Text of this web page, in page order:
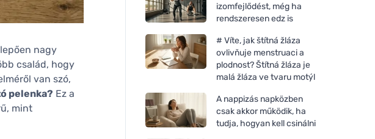
nagy
család, hogy
van szó,
pelenka? Ez a
mint
izomfejlődést, még ha
rendszeresen edz is
# Víte, jak štítná žláza
ovlivňuje menstruaci a
plodnost? Štítná žláza je
malá žláza ve tvaru motýl
A nappizás napközben
csak akkor működik, ha
tudja, hogyan kell csinálni